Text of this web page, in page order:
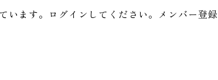
います。ログインしてください。メンバー登